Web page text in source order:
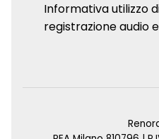
Informativa utilizzo
registrazione audio